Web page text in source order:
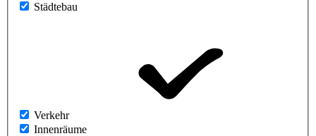
Städtebau
Verkehr
Innenräume